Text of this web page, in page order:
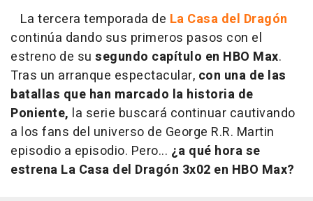
La tercera temporada de La Casa del Dragón
continúa dando sus primeros pasos con el
estreno de su segundo capítulo en HBO Max.
Tras un arranque espectacular, con una de las
batallas que han marcado la historia de
Poniente, la serie buscará continuar cautivando
a los fans del universo de George R.R. Martin
episodio a episodio. Pero... ¿a qué hora se
estrena La Casa del Dragón 3x02 en HBO Max?